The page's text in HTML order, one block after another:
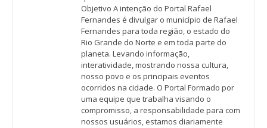
Objetivo A intenção do Portal Rafael
Fernandes é divulgar o município de Rafael
Fernandes para toda região, o estado do
Rio Grande do Norte e em toda parte do
planeta. Levando informação,
interatividade, mostrando nossa cultura,
nosso povo e os principais eventos
ocorridos na cidade. O Portal Formado por
uma equipe que trabalha visando o
compromisso, a responsabilidade para com
nossos usuários, estamos diariamente